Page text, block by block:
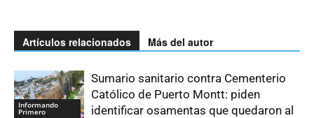
Artículos relacionados Más del autor
Informando
Primero
Sumario sanitario contra Cementerio
Católico de Puerto Montt: piden
identificar osamentas que quedaron al